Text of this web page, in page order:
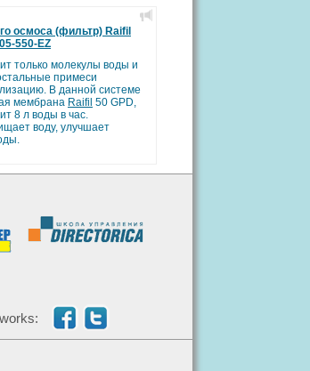
осмоса (фильтр) Raifil
550-EZ
только молекулы воды и
примеси
В данной системе
мембрана Raifil 50 GPD,
8 л воды в час.
воду, улучшает